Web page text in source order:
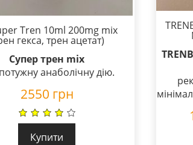
Tren 10ml 200mg mix
гекса, трен ацетат)
Супер трен mix
анаболічну дію.
2550 грн
Купити